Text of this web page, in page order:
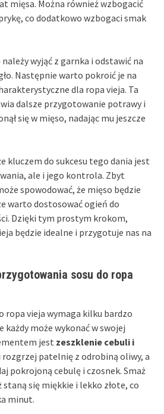
mięsa. Można również wzbogacić
co dodatkowo wzbogaci smak
wyjąć z garnka i odstawić na
Następnie warto pokroić je na
dla ropa vieja. Ta
dalsze przygotowanie potrawy i
się w mięso, nadając mu jeszcze
kluczem do sukcesu tego dania jest
ale i jego kontrola. Zbyt
spowodować, że mięso będzie
warto dostosować ogień do
Dzięki tym prostym krokom,
będzie idealne i przygotuje nas na
sosu do ropa
ropa vieja wymaga kilku bardzo
może wykonać w swojej
jest zeszklenie cebuli i
rozgrzej patelnię z odrobiną oliwy, a
pokrojoną cebulę i czosnek. Smaż
staną się miękkie i lekko złote, co
minut.